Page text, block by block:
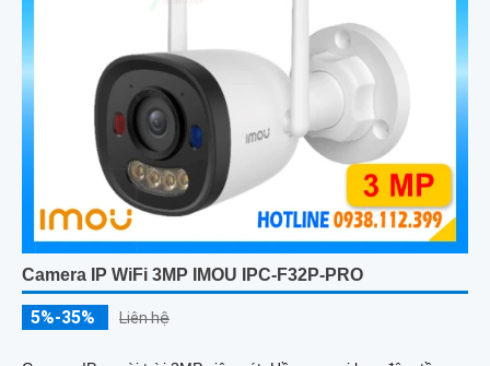
Camera IP WiFi 3MP IMOU IPC-F32P-PRO
5%-35% Liên hệ